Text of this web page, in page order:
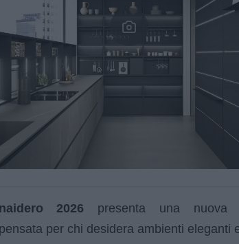
2026 presenta una nuova
per chi desidera ambienti eleganti